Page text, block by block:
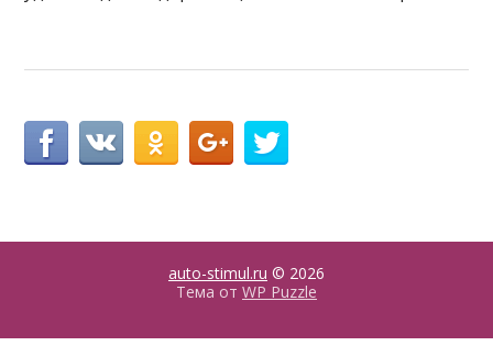
auto-stimul.ru © 2026
Тема от WP Puzzle